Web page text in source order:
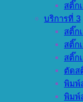
สติ๊ก
บริการที่ 3
สติ๊ก
สติ๊ก
สติ๊ก
ตัดส
พิมพ์
พิมพ์